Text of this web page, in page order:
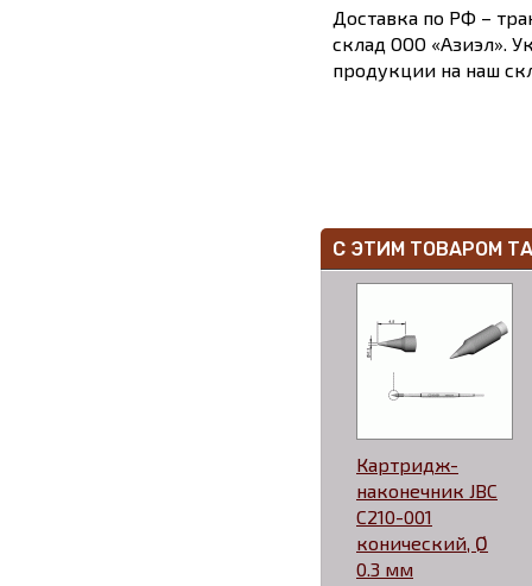
Доставка по РФ –
склад ООО «Азиэл».
продукции на наш
С ЭТИМ ТОВАРОМ
Картридж-
наконечник JBC
C210-001
конический, Ø
0.3 мм